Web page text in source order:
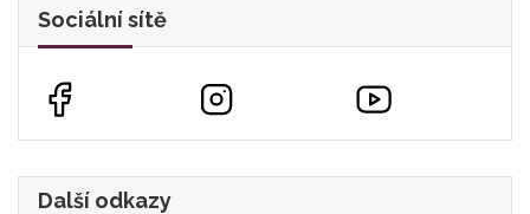
Sociální sítě
Další odkazy